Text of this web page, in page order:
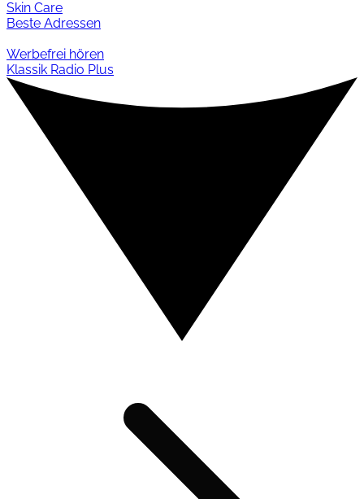
Skin Care
Beste Adressen
Werbefrei hören
Klassik Radio Plus